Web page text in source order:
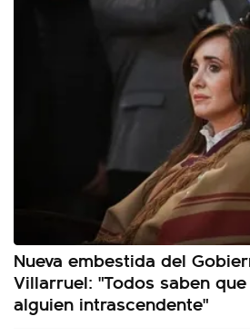
Nueva embestida del
Villarruel: "Todos saben
alguien intrascendente"